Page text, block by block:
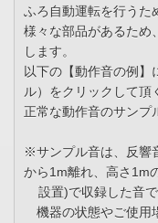
ふろ自動運転を行うた
様々な部品があるため
します。
以下の【動作音の例】
ル）をクリックして頂
正常な動作音のサンプ
※サンプル音は、反響
から1m離れ、高さ1m
設置)で収録した音で
機器の状態やご使用